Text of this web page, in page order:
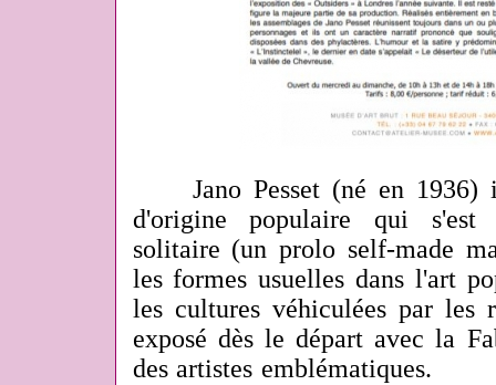
Jano Pesset (né en 1936)
d'origine populaire qui
solitaire (un prolo self-made
les formes usuelles dans l'art
les cultures véhiculées par
exposé dès le départ avec la
des artistes emblématiques.